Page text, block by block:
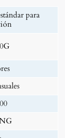
para